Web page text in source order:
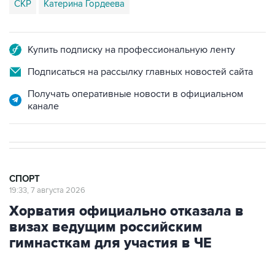
СКР Катерина Гордеева
Купить подписку на профессиональную ленту
Подписаться на рассылку главных новостей сайта
Получать оперативные новости в официальном
канале
СПОРТ
19:33, 7 августа 2026
Хорватия официально отказала в
визах ведущим российским
гимнасткам для участия в ЧЕ